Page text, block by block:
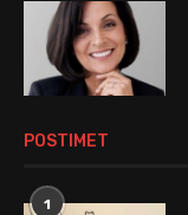
POSTIMET
1